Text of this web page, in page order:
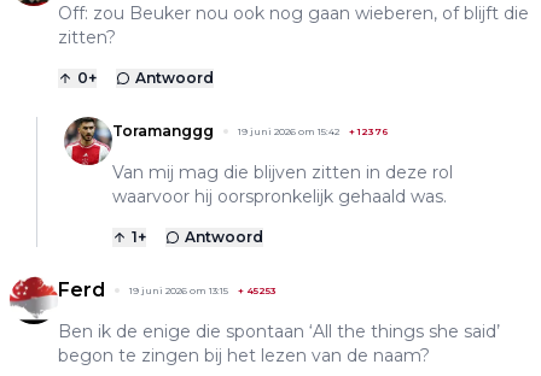
Off: zou Beuker nou ook nog gaan wieberen, of blijft die
zitten?
0+ Antwoord
Toramanggg 19 juni 2026 om 15:42 +12376
Van mij mag die blijven zitten in deze rol
waarvoor hij oorspronkelijk gehaald was.
1+ Antwoord
Ferd 19 juni 2026 om 13:15 + 45253
Ben ik de enige die spontaan ‘All the things she said’
begon te zingen bij het lezen van de naam?